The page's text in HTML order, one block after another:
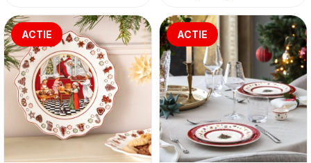
ACTIE ACTIE